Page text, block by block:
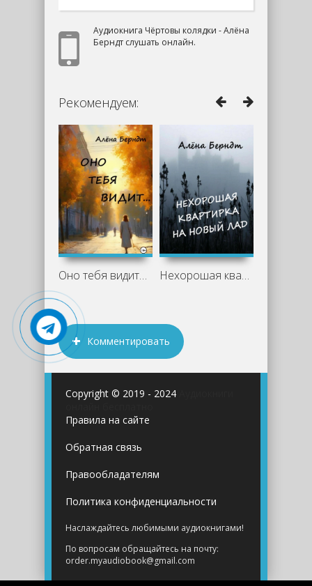
Аудиокнига Чёртовы колядки - Алёна
Берндт слушать онлайн.
Рекомендуем:
Оно тебя видит… - Алёна Берндт Нехорошая квартирка на новый лад -
Комментировать
Copyright © 2019 - 2024
Правила на сайте
Обратная связь
Правообладателям
Политика конфиденциальности
Наслаждайтесь любимыми аудиокнигами!
По вопросам обращайтесь на почту:
order.myaudiobook@gmail.com